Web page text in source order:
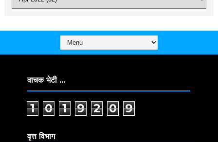
वाचक भेटी ...
1 0 1 9 2 0 9
वृत्त विभाग